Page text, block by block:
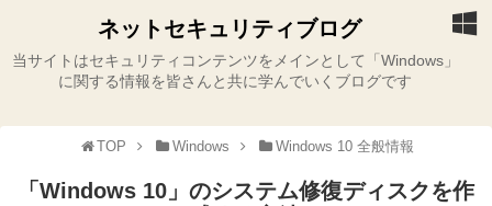
ネットセキュリティブログ
当サイトはセキュリティコンテンツをメインとして「Windows」
に関する情報を皆さんと共に学んでいくブログです
TOP Windows Windows 10 全般情報
「Windows 10」のシステム修復ディスクを作